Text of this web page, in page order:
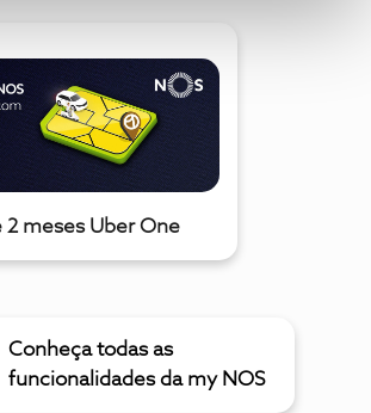
2 meses Uber One
Conheça todas as
funcionalidades da my NOS